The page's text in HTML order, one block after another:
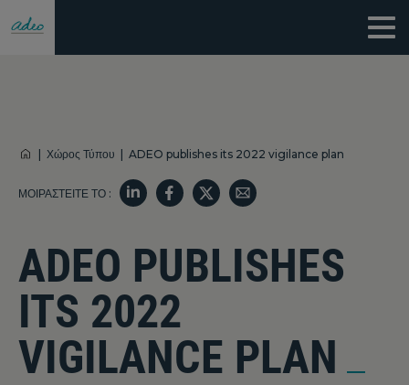
Χώρος Τύπου ADEO publishes its 2022 vigilance plan
ΜΟΙΡΑΣΤΕΊΤΕ ΤΟ :
ADEO PUBLISHES
ITS 2022
VIGILANCE PLAN